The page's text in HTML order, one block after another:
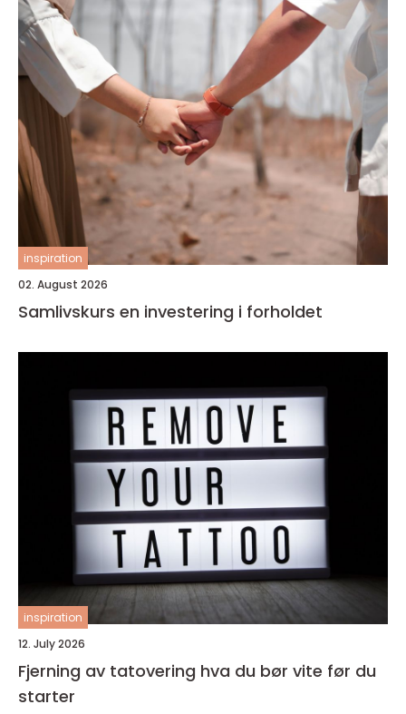
inspiration
02. August 2026
Samlivskurs en investering i forholdet
inspiration
12. July 2026
Fjerning av tatovering hva du bør vite før du
starter